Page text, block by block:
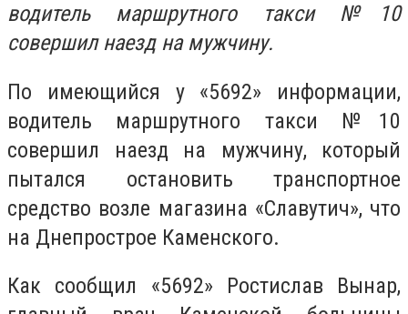
водитель маршрутного такси №10
совершил наезд на мужчину.
По имеющийся у «5692» информации,
водитель маршрутного такси №10
совершил наезд на мужчину, который
пытался остановить транспортное
средство возле магазина «Славутич», что
на Днепрострое Каменского.
Как сообщил «5692» Ростислав Вынар,